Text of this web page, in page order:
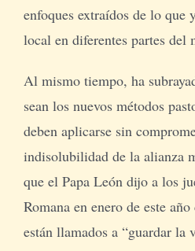
enfoques extraídos de lo que
local en diferentes partes del
Al mismo tiempo, ha
sean los nuevos métodos
deben aplicarse sin
indisolubilidad de la alianza
que el Papa León dijo a los
Romana en enero de este
están llamados a “guardar la